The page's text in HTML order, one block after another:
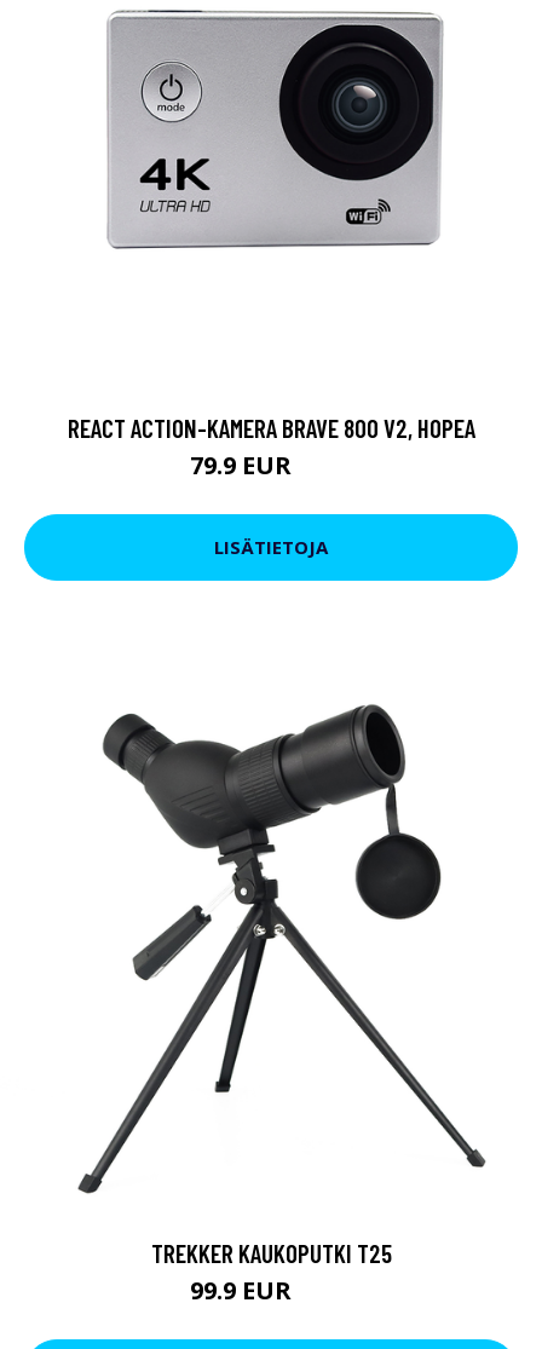
REACT ACTION-KAMERA BRAVE 800 V2, HOPEA
79.9 EUR
LISÄTIETOJA
TREKKER KAUKOPUTKI T25
99.9 EUR